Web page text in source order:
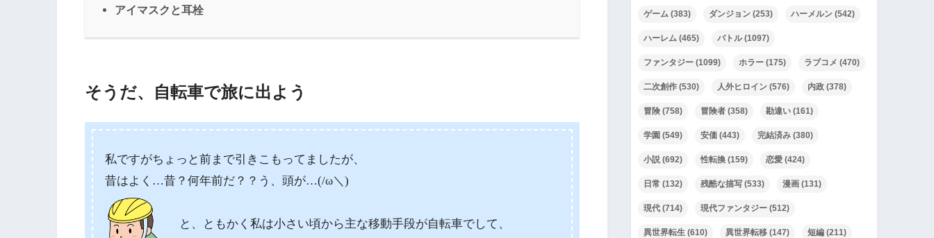
アイマスクと耳栓
そうだ、自転車で旅に出よう
私ですがちょっと前まで引きこもってましたが、
昔はよく…昔？何年前だ？？う、頭が…(/ω＼)
と、ともかく私は小さい頃から主な移動手段が自転車でして、
ゲーム (383) ダンジョン (253) ハーメルン (542)
ハーレム (465) バトル(1097)
ファンタジー (1099) ホラー (175) ラブコメ (470)
二次創作 (530) 人外ヒロイン (576) 内政 (378)
冒険 (758) 冒険者 (358) 勘違い (161)
学園 (549) 安価 (443) 完結済み (380)
小説(692) 性転換 (159) 恋愛 (424)
日常 (132) 残酷な描写 (533) 漫画 (131)
現代 (714) 現代ファンタジー (512)
異世界転生 (610) 異世界転移 (147) 短編 (211)